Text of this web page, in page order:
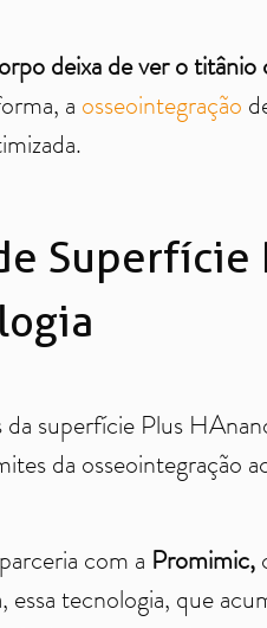
deixa de ver o titânio
a osseointegração
Superfície
da superfície Plus
da osseointegração
com a Promimic,
essa tecnologia, que